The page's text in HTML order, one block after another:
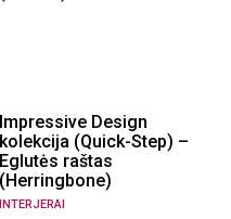
Impressive Design
kolekcija (Quick-Step) –
Eglutės raštas
(Herringbone)
INTERJERAI